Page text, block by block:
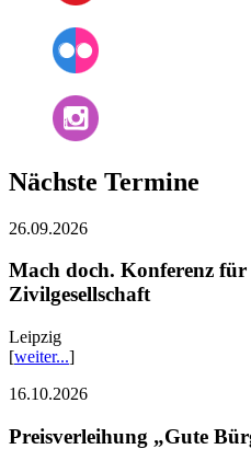
Nächste Termine
26.09.2026
Mach doch. Konferenz für
Zivilgesellschaft
Leipzig
[weiter...]
16.10.2026
Preisverleihung „Gute